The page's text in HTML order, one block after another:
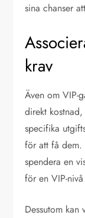
sina chanser
krav
Även om VIP-
direkt
specifika
för att få dem.
spendera en
för en VIP-
Dessutom kan